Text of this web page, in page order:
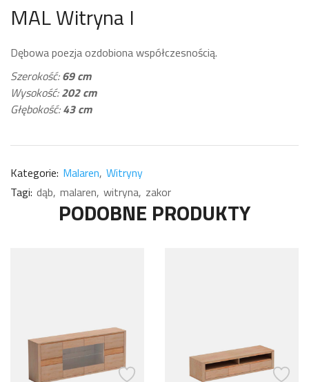
MAL Witryna I
Dębowa poezja ozdobiona współczesnością.
Szerokość:69 cm
Wysokość:202 cm
Głębokość:43 cm
Kategorie: Malaren Witryny
Tagi: dąb malaren witryna zakor
PODOBNE PRODUKTY